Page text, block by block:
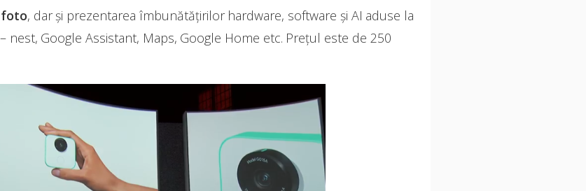
foto, dar și prezentarea îmbunătățirilor hardware, software și AI aduse la
nest, Google Assistant, Maps, Google Home etc. Prețul este de 250